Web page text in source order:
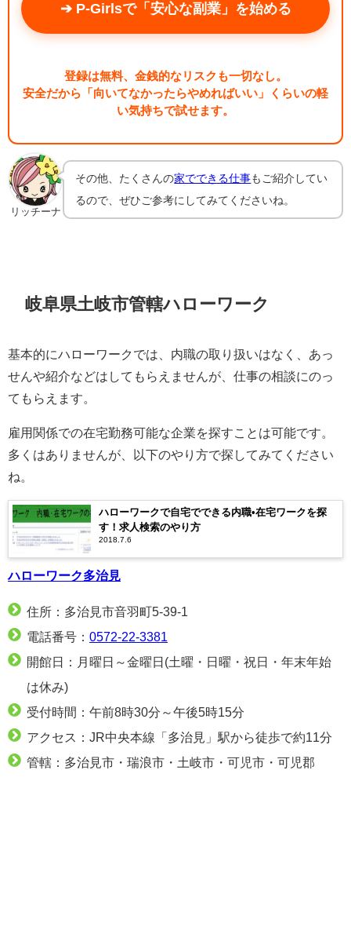
➔ P-Girlsで「安心な副業」を始める
登録は無料、金銭的なリスクも一切なし。
安全だから「向いてなかったらやめればいい」くらいの軽
い気持ちで試せます。
リッチーナ
その他、たくさんの家でできる仕事もご紹介してい
るので、ぜひご参考にしてみてくださいね。
岐阜県土岐市管轄ハローワーク
基本的にハローワークでは、内職の取り扱いはなく、あっ
せんや紹介などはしてもらえませんが、仕事の相談にのっ
てもらえます。
雇用関係での在宅勤務可能な企業を探すことは可能です。
多くはありませんが、以下のやり方で探してみてください
ね。
ハローワークで自宅でできる内職•在宅ワークを探
す！求人検索のやり方
2018.7.6
ハローワーク多治見
住所：多治見市音羽町5-39-1
電話番号： 0572-22-3381
開館日：月曜日～金曜日(土曜・日曜・祝日・年末年始
は休み)
受付時間：午前8時30分～午後5時15分
アクセス：JR中央本線「多治見」駅から徒歩で約11分
管轄：多治見市・瑞浪市・土岐市・可児市・可児郡